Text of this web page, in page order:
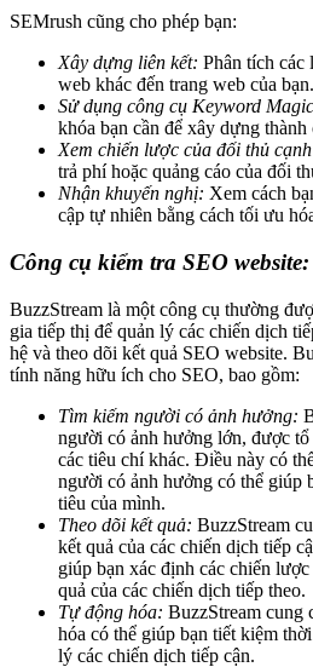
SEMrush cũng cho phép bạn:
Xây dựng liên kết: Phân tích các
web khác đến trang web của bạn.
Sử dụng công cụ Keyword
khóa bạn cần để xây dựng
Xem chiến lược của đối thủ
trả phí hoặc quảng cáo của đối
Nhận khuyến nghị: Xem cách
cập tự nhiên bằng cách tối ưu
Công cụ kiểm tra SEO website:
BuzzStream là một công cụ thường
gia tiếp thị để quản lý các chiến dịch
hệ và theo dõi kết quả SEO website.
tính năng hữu ích cho SEO, bao gồm:
Tìm kiếm người có ảnh hưởng:
người có ảnh hưởng lớn, được
các tiêu chí khác. Điều này có
người có ảnh hưởng có thể giúp
tiêu của mình.
Theo dõi kết quả: BuzzStream
kết quả của các chiến dịch tiếp
giúp bạn xác định các chiến
quả của các chiến dịch tiếp theo.
Tự động hóa: BuzzStream cung
hóa có thể giúp bạn tiết kiệm
lý các chiến dịch tiếp cận.